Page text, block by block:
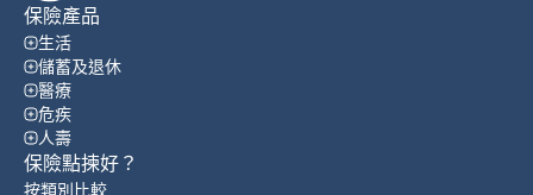
保險產品
生活
儲蓄及退休
醫療
危疾
人壽
保險點揀好？
按類別比較